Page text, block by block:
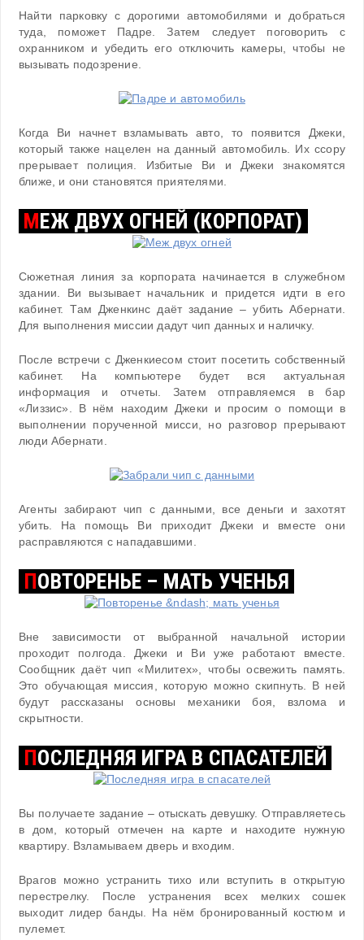
Найти парковку с дорогими автомобилями и добраться
туда, поможет Падре. Затем следует поговорить с
охранником и убедить его отключить камеры, чтобы не
вызывать подозрение.
Когда Ви начнет взламывать авто, то появится Джеки,
который также нацелен на данный автомобиль. Их ссору
прерывает полиция. Избитые Ви и Джеки знакомятся
ближе, и они становятся приятелями.
МЕЖ ДВУХ ОГНЕЙ (КОРПОРАТ)
Сюжетная линия за корпората начинается в служебном
здании. Ви вызывает начальник и придется идти в его
кабинет. Там Дженкинс даёт задание – убить Абернати.
Для выполнения миссии дадут чип данных и наличку.
После встречи с Дженкиесом стоит посетить собственный
кабинет. На компьютере будет вся актуальная
информация и отчеты. Затем отправляемся в бар
«Лиззис». В нём находим Джеки и просим о помощи в
выполнении порученной мисси, но разговор прерывают
люди Абернати.
Агенты забирают чип с данными, все деньги и захотят
убить. На помощь Ви приходит Джеки и вместе они
расправляются с нападавшими.
ПОВТОРЕНЬЕ – МАТЬ УЧЕНЬЯ
Вне зависимости от выбранной начальной истории
проходит полгода. Джеки и Ви уже работают вместе.
Сообщник даёт чип «Милитех», чтобы освежить память.
Это обучающая миссия, которую можно скипнуть. В ней
будут рассказаны основы механики боя, взлома и
скрытности.
ПОСЛЕДНЯЯ ИГРА В СПАСАТЕЛЕЙ
Вы получаете задание – отыскать девушку. Отправляетесь
в дом, который отмечен на карте и находите нужную
квартиру. Взламываем дверь и входим.
Врагов можно устранить тихо или вступить в открытую
перестрелку. После устранения всех мелких сошек
выходит лидер банды. На нём бронированный костюм и
пулемет.